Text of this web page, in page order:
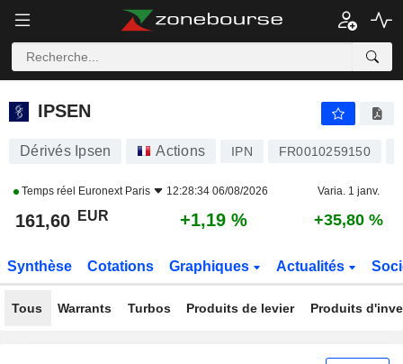
IPSEN
IPSEN
Dérivés Ipsen Actions IPN FR0010259150
Temps réel Euronext Paris 12:28:34 06/08/2026 Varia. 1 janv.
161,60 EUR +1,19 % +35,80 %
Synthèse Cotations Graphiques Actualités
Tous Warrants Turbos Produits de levier Produits